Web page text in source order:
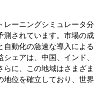
レーニングシミュレータ分
測されています。市場の成
動化の急速な導入による
ェアは、中国、インド、
に、この地域はさまざま
地位を確立しており、世界